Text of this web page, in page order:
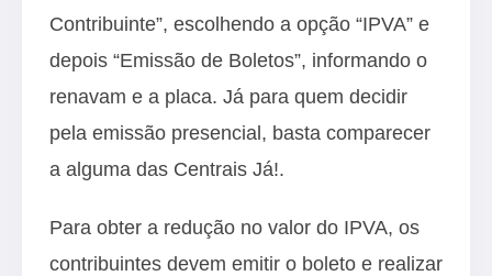
Contribuinte”, escolhendo a opção “IPVA” e
depois “Emissão de Boletos”, informando o
renavam e a placa. Já para quem decidir
pela emissão presencial, basta comparecer
a alguma das Centrais Já!.
Para obter a redução no valor do IPVA, os
contribuintes devem emitir o boleto e realizar